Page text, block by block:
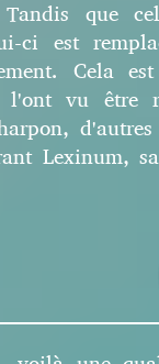
que
ci est
Cela
l'ont vu être
Lexinum,